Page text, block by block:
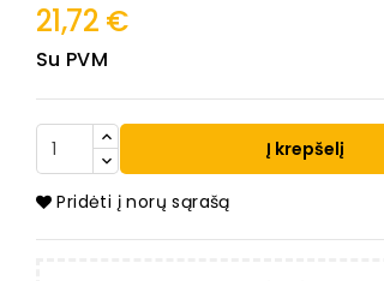
21,72 €
Su PVM
Į krepšelį
Pridėti į norų sąrašą